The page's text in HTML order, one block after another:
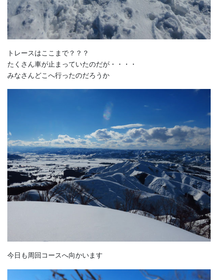
トレースはここまで？？？
たくさん車が止まっていたのだが・・・・
みなさんどこへ行ったのだろうか
今日も周回コースへ向かいます